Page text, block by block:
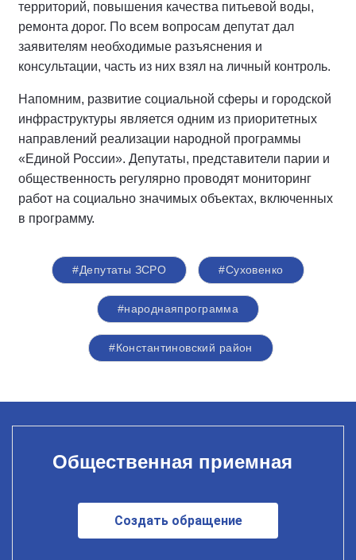
территорий, повышения качества питьевой воды,
ремонта дорог. По всем вопросам депутат дал
заявителям необходимые разъяснения и
консультации, часть из них взял на личный контроль.
Напомним, развитие социальной сферы и городской
инфраструктуры является одним из приоритетных
направлений реализации народной программы
«Единой России». Депутаты, представители парии и
общественность регулярно проводят мониторинг
работ на социально значимых объектах, включенных
в программу.
#Депутаты ЗСРО #Суховенко
#народнаяпрограмма
#Константиновский район
Общественная приемная
Создать обращение